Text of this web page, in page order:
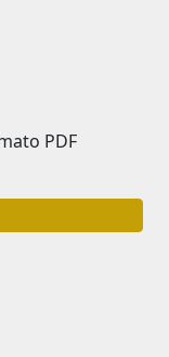
PDF